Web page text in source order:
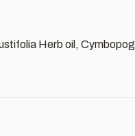
Herb oil,